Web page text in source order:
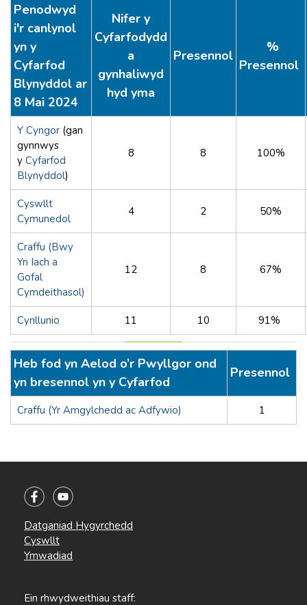
Penodwyd
i'r canlynol
yn y
Cyfarfod
Blynyddol ar
8 Mai 2024
Nifer y
Cyfarfodydd
a
gynhaliwyd
hyd yma
Presennol
%
Presennol
Y Cyngor (gan
gynnwys
y Cyfarfod
Blynyddol)
8 8 100%
Cyswllt
Cymunedol
4 2 50%
Craffu (Bwy
Yn Iach a
Gofal
Cymdeithasol)
12 8 67%
Cynllunio 11 10 91%
Heb fod yn Aelod o’r Pwyllgor ond
yn bresennol yn y Cyfarfod
Presennol
Craffu (Yr Amgylchedd ac Adfywio) 1
Datganiad Hygyrchedd
Cyswllt
Ymwadiad
Ein rhwydweithiau staff: